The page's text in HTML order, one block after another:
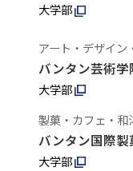
大学部
アート・デザイン
バンタン芸術学
大学部
製菓・カフェ・和
バンタン国際
大学部